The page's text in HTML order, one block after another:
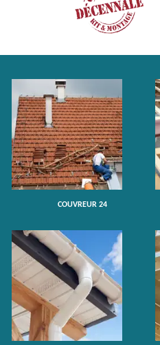
COUVREUR 24